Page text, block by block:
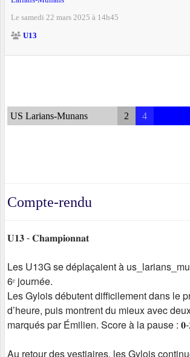
Le samedi 22 mars 2025 à 14h45
U13
US Larians-Munans 2 4
Compte-rendu
𝐔𝟏𝟑 - 𝐂𝐡𝐚𝐦𝐩𝐢𝐨𝐧𝐧𝐚𝐭
Les U13G se déplaçaient à
6ᵉ journée.
Les Gylois débutent difficilement dans le
d’heure, puis montrent du mieux avec
marqués par Émilien. Score à la pause : 𝟎-
Au retour des vestiaires, les Gylois